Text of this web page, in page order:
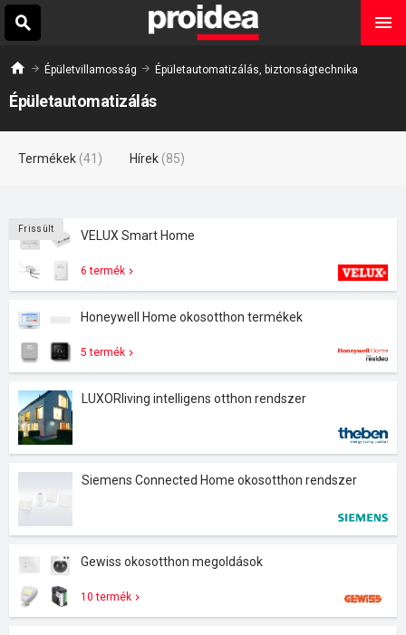
Épületvillamosság Épületautomatizálás, biztonságtechnika
Épületautomatizálás
Termékek (41) Hírek (85)
Frissült VELUX Smart Home
6 termék
Honeywell Home okosotthon termékek
5 termék
LUXORliving intelligens otthon rendszer
Siemens Connected Home okosotthon rendszer
Gewiss okosotthon megoldások
10 termék